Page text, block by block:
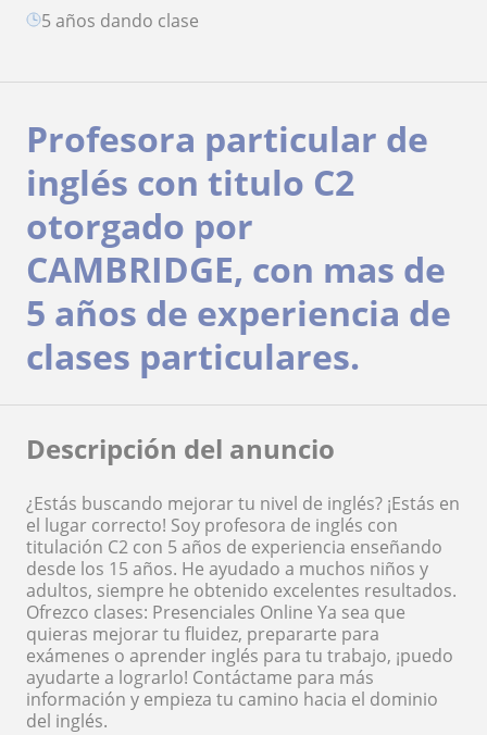
5 años dando clase
Profesora particular de
inglés con titulo C2
otorgado por
CAMBRIDGE, con mas de
5 años de experiencia de
clases particulares.
Descripción del anuncio
¿Estás buscando mejorar tu nivel de inglés? ¡Estás en
el lugar correcto! Soy profesora de inglés con
titulación C2 con 5 años de experiencia enseñando
desde los 15 años. He ayudado a muchos niños y
adultos, siempre he obtenido excelentes resultados.
Ofrezco clases: Presenciales Online Ya sea que
quieras mejorar tu fluidez, prepararte para
exámenes o aprender inglés para tu trabajo, ¡puedo
ayudarte a lograrlo! Contáctame para más
información y empieza tu camino hacia el dominio
del inglés.